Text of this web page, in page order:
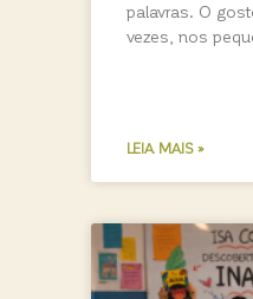
palavras. O
vezes, nos
LEIA MAIS »